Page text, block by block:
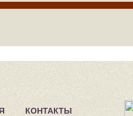
КОНТАКТЫ